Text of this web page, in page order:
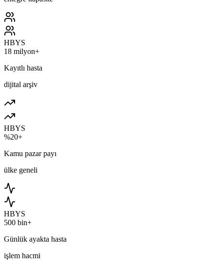
HBYS
18 milyon+
Kayıtlı hasta
dijital arşiv
HBYS
%20+
Kamu pazar payı
ülke geneli
HBYS
500 bin+
Günlük ayakta hasta
işlem hacmi